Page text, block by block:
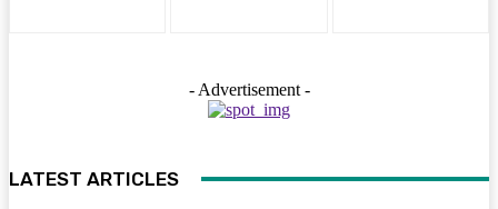
- Advertisement -
LATEST ARTICLES